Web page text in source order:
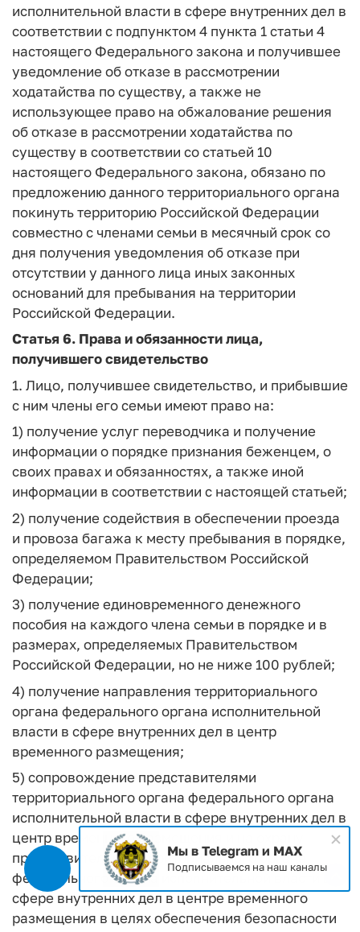
исполнительной власти в сфере внутренних дел в
соответствии с подпунктом 4 пункта 1 статьи 4
настоящего Федерального закона и получившее
уведомление об отказе в рассмотрении
ходатайства по существу, а также не
использующее право на обжалование решения
об отказе в рассмотрении ходатайства по
существу в соответствии со статьей 10
настоящего Федерального закона, обязано по
предложению данного территориального органа
покинуть территорию Российской Федерации
совместно с членами семьи в месячный срок со
дня получения уведомления об отказе при
отсутствии у данного лица иных законных
оснований для пребывания на территории
Российской Федерации.
Статья 6. Права и обязанности лица,
получившего свидетельство
1. Лицо, получившее свидетельство, и прибывшие
с ним члены его семьи имеют право на:
1) получение услуг переводчика и получение
информации о порядке признания беженцем, о
своих правах и обязанностях, а также иной
информации в соответствии с настоящей статьей;
2) получение содействия в обеспечении проезда
и провоза багажа к месту пребывания в порядке,
определяемом Правительством Российской
Федерации;
3) получение единовременного денежного
пособия на каждого члена семьи в порядке и в
размерах, определяемых Правительством
Российской Федерации, но не ниже 100 рублей;
4) получение направления территориального
органа федерального органа исполнительной
власти в сфере внутренних дел в центр
временного размещения;
5) сопровождение представителями
территориального органа федерального органа
исполнительной власти в сфере внутренних дел в
центр временного размещения и на охрану
представителями территориального органа
федерального органа исполнительной власти в
сфере внутренних дел в центре временного
размещения в целях обеспечения безопасности
Мы в Telegram и MAX
Подписываемся на наш каналы